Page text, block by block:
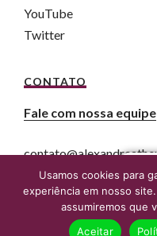
YouTube
Twitter
CONTATO
Fale com nossa equipe
Usamos cookies para
experiência em nosso
assumiremos que
Aceitar